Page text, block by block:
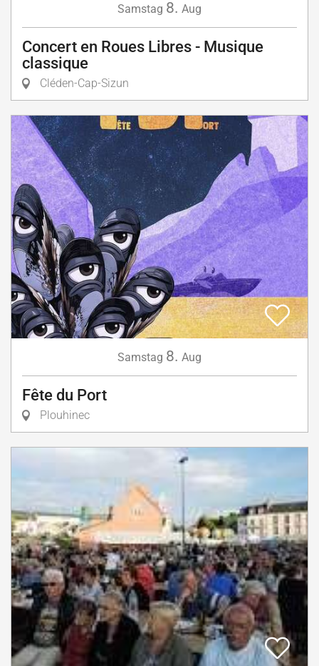
Samstag 8. Aug
Concert en Roues Libres - Musique
classique
Cléden-Cap-Sizun
Samstag 8. Aug
Fête du Port
Plouhinec